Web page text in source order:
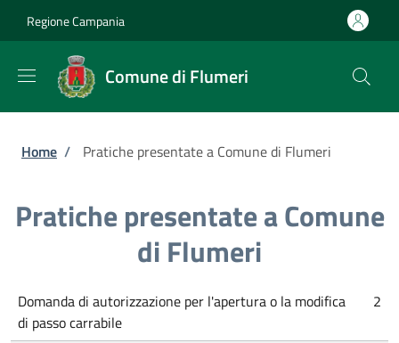
Regione Campania
Comune di Flumeri
Briciole di pane
Home / Pratiche presentate a Comune di Flumeri
Pratiche presentate a Comune
di Flumeri
Domanda di autorizzazione per l'apertura o la modifica
di passo carrabile
2